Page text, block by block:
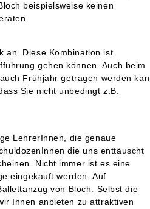
beispielsweise keinen
an. Diese Kombination ist
gehen können. Auch beim
Frühjahr getragen werden
Sie nicht unbedingt z.B.
LehrerInnen, die genaue
die uns enttäuscht
Nicht immer ist es eine
eingekauft werden. Auf
von Bloch. Selbst die
Ihnen anbieten zu attraktiven